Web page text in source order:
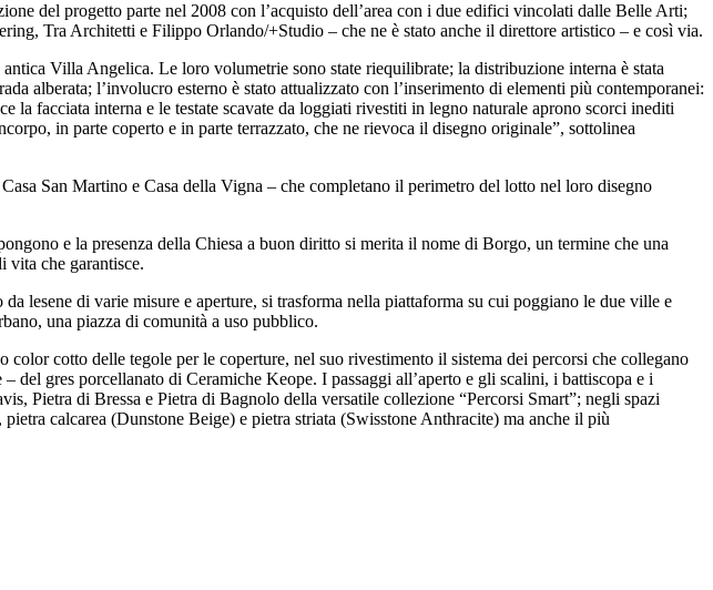
del progetto parte nel 2008 con l’acquisto dell’area con i due edifici vincolati dalle Belle Arti;
Tra Architetti e Filippo Orlando/+Studio – che ne è stato anche il direttore artistico – e così via.
Villa Angelica. Le loro volumetrie sono state riequilibrate; la distribuzione interna è stata
alberata; l’involucro esterno è stato attualizzato con l’inserimento di elementi più contemporanei:
facciata interna e le testate scavate da loggiati rivestiti in legno naturale aprono scorci inediti
in parte coperto e in parte terrazzato, che ne rievoca il disegno originale”, sottolinea
San Martino e Casa della Vigna – che completano il perimetro del lotto nel loro disegno
e la presenza della Chiesa a buon diritto si merita il nome di Borgo, un termine che una
vita che garantisce.
lesene di varie misure e aperture, si trasforma nella piattaforma su cui poggiano le due ville e
una piazza di comunità a uso pubblico.
cotto delle tegole per le coperture, nel suo rivestimento il sistema dei percorsi che collegano
gres porcellanato di Ceramiche Keope. I passaggi all’aperto e gli scalini, i battiscopa e i
Pietra di Bressa e Pietra di Bagnolo della versatile collezione “Percorsi Smart”; negli spazi
calcarea (Dunstone Beige) e pietra striata (Swisstone Anthracite) ma anche il più